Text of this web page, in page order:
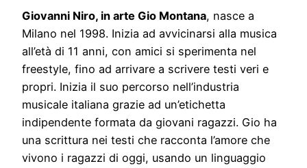
Giovanni Niro, in arte Gio Montana, nasce a
Milano nel 1998. Inizia ad avvicinarsi alla musica
all’età di 11 anni, con amici si sperimenta nel
freestyle, fino ad arrivare a scrivere testi veri e
propri. Inizia il suo percorso nell’industria
musicale italiana grazie ad un’etichetta
indipendente formata da giovani ragazzi. Gio ha
una scrittura nei testi che racconta l’amore che
vivono i ragazzi di oggi, usando un linguaggio